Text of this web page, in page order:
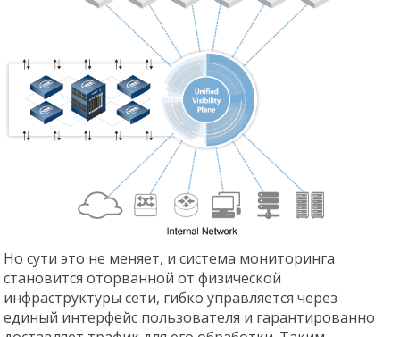
Но сути это не меняет, и система мониторинга
становится оторванной от физической
инфраструктуры сети, гибко управляется через
единый интерфейс пользователя и гарантированно